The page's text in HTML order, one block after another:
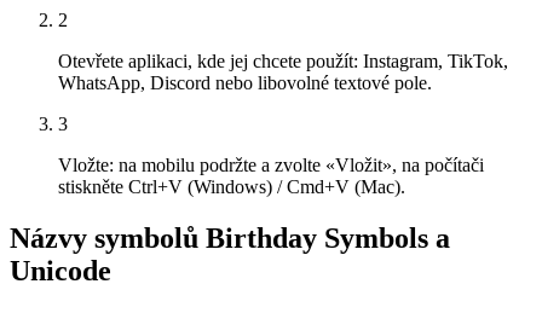
2
Otevřete aplikaci, kde jej chcete použít: Instagram, TikTok,
WhatsApp, Discord nebo libovolné textové pole.
3
Vložte: na mobilu podržte a zvolte «Vložit», na počítači
stiskněte Ctrl+V (Windows) / Cmd+V (Mac).
Názvy symbolů Birthday Symbols a
Unicode